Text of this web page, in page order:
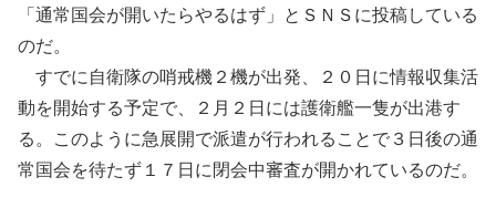
「通常国会が開いたらやるはず」とＳＮＳに投稿している
のだ。
すでに自衛隊の哨戒機２機が出発、２０日に情報収集活
動を開始する予定で、２月２日には護衛艦一隻が出港す
る。このように急展開で派遣が行われることで３日後の通
常国会を待たず１７日に閉会中審査が開かれているのだ。